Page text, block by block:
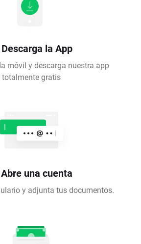
la App
móvil y descarga nuestra app
totalmente gratis
una cuenta
y adjunta tus documentos.